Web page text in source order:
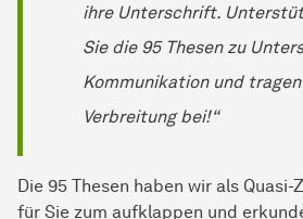
ihre Unterschrift.
Sie die 95 Thesen zu
Kommunikation und
Verbreitung bei!“
Die 95 Thesen haben wir als
für Sie zum aufklappen und